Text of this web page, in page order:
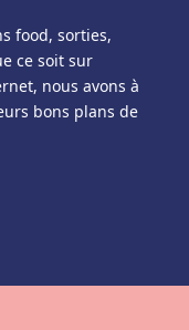
food, sorties,
ce soit sur
nous avons à
bons plans de